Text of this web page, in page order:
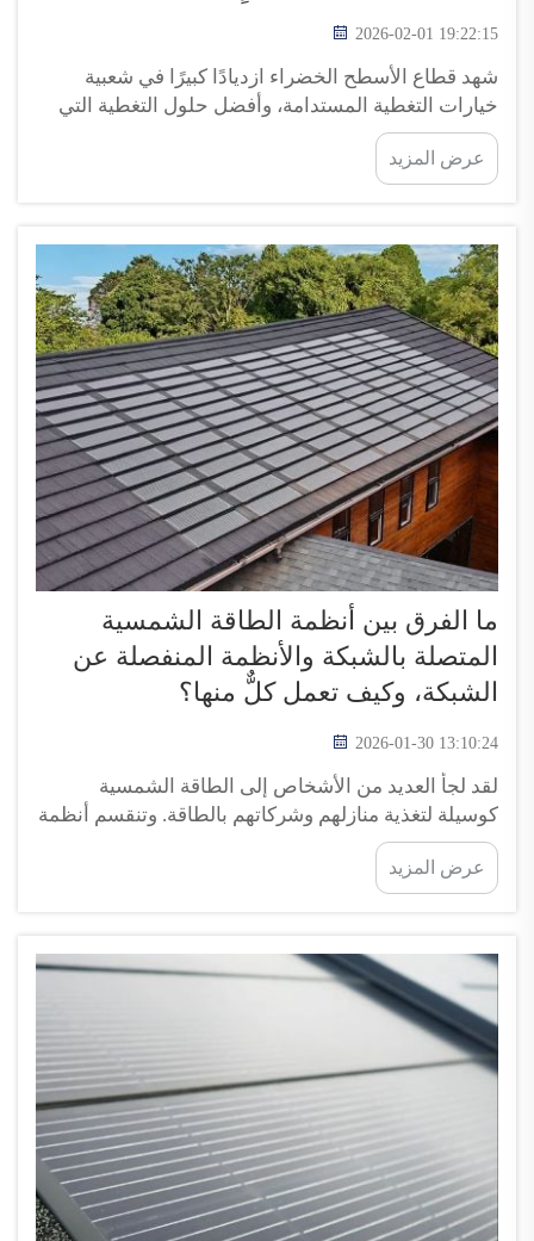
2026-02-01 19:22:15
شهد قطاع الأسطح الخضراء ازديادًا كبيرًا في شعبية
خيارات التغطية المستدامة، وأفضل حلول التغطية التي
ظهرت مؤخرًا هي أسطح البلاط الشمسي. وتتميّز هذه
الأسطح بمظهرها الجذّاب، كما أنها تُسهم في خفض
تكاليف الطاقة. وتقوم البلاطات الشمسية بجمع...
عرض المزيد
ما الفرق بين أنظمة الطاقة الشمسية
المتصلة بالشبكة والأنظمة المنفصلة عن
الشبكة، وكيف تعمل كلٌّ منها؟
2026-01-30 13:10:24
لقد لجأ العديد من الأشخاص إلى الطاقة الشمسية
كوسيلة لتغذية منازلهم وشركاتهم بالطاقة. وتنقسم أنظمة
الطاقة الشمسية عمومًا إلى نوعين: الأنظمة المتصلة
بالشبكة والأنظمة المنفصلة عن الشبكة. وتتصل الأنظمة
المتصلة بالشبكة بشبكة الكهرباء العامة، لذا فإنها عند
عرض المزيد